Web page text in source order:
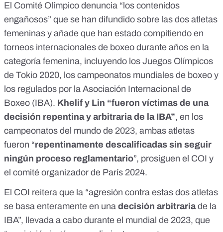
El Comité Olímpico denuncia “los contenidos
engañosos” que se han difundido sobre las dos atletas
femeninas y añade que han estado compitiendo en
torneos internacionales de boxeo durante años en la
categoría femenina, incluyendo los Juegos Olímpicos
de Tokio 2020, los campeonatos mundiales de boxeo y
los regulados por la Asociación Internacional de
Boxeo (IBA). Khelif y Lin “fueron víctimas de una
decisión repentina y arbitraria de la IBA”, en los
campeonatos del mundo de 2023, ambas atletas
fueron “repentinamente descalificadas sin seguir
ningún proceso reglamentario”, prosiguen el COI y
el comité organizador de París 2024.
El COI reitera que la “agresión contra estas dos atletas
se basa enteramente en una decisión arbitrariade la
IBA”, llevada a cabo durante el mundial de 2023, que